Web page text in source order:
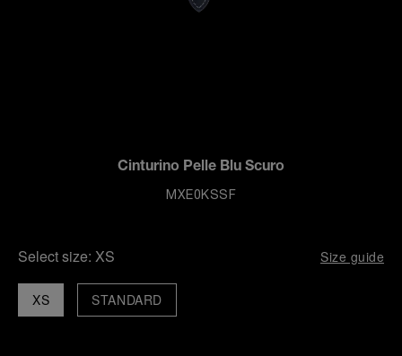
Cinturino Pelle Blu Scuro
MXE0KSSF
Select size: XS Size guide
XS STANDARD